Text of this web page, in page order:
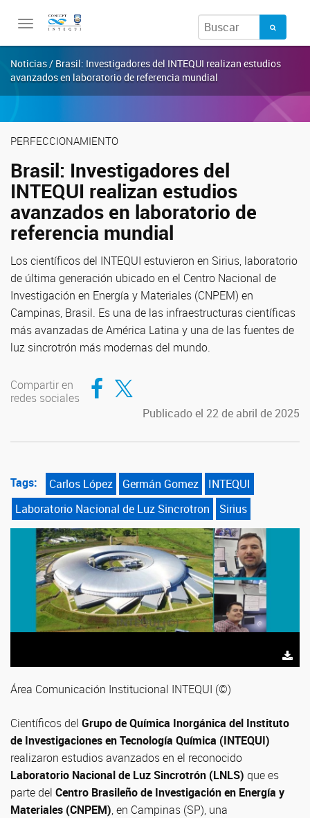
Toggle
Noticias / Brasil: Investigadores del INTEQUI realizan estudios
avanzados en laboratorio de referencia mundial
PERFECCIONAMIENTO
Brasil: Investigadores del
INTEQUI realizan estudios
avanzados en laboratorio de
referencia mundial
Los científicos del INTEQUI estuvieron en Sirius, laboratorio
de última generación ubicado en el Centro Nacional de
Investigación en Energía y Materiales (CNPEM) en
Campinas, Brasil. Es una de las infraestructuras científicas
más avanzadas de América Latina y una de las fuentes de
luz sincrotrón más modernas del mundo.
Compartir en
redes sociales
Compartir en Facebook
Compartir en Twitter
Publicado el 22 de abril de 2025
Tags: Carlos López Germán Gomez
INTEQUI
Laboratorio Nacional de Luz Sincrotron
Sirius
Área Comunicación Institucional INTEQUI (©)
Científicos del Grupo de Química Inorgánica del Instituto
de Investigaciones en Tecnología Química (INTEQUI)
realizaron estudios avanzados en el reconocido
Laboratorio Nacional de Luz Sincrotrón (LNLS) que es
parte del Centro Brasileño de Investigación en Energía y
Materiales (CNPEM), en Campinas (SP), una